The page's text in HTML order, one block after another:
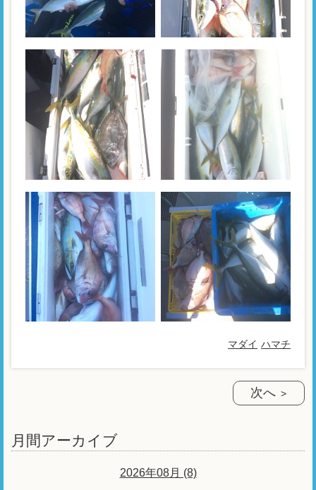
マダイ ハマチ
次へ
月間アーカイブ
2026年08月 (8)